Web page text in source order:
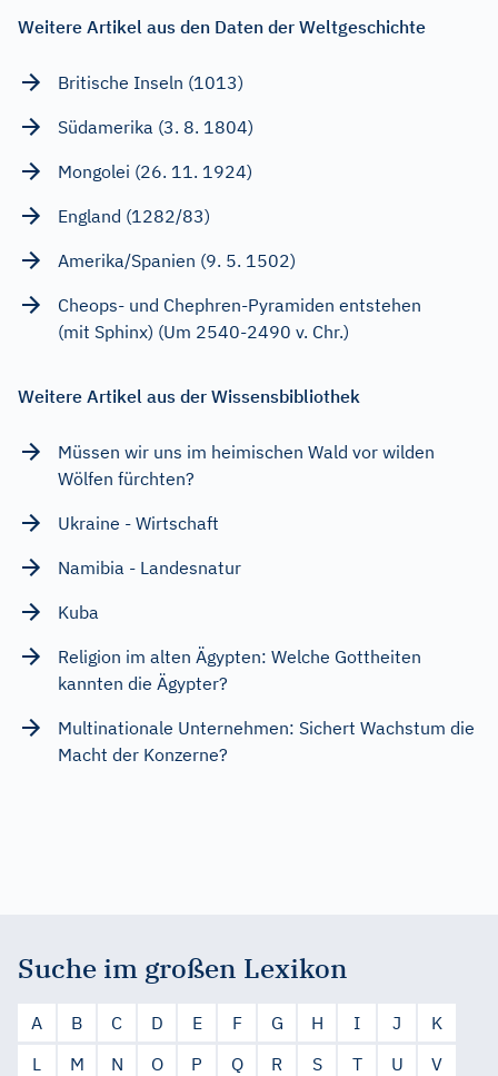
Weitere Artikel aus den Daten der Weltgeschichte
Britische Inseln (1013)
Südamerika (3. 8. 1804)
Mongolei (26. 11. 1924)
England (1282/83)
Amerika/Spanien (9. 5. 1502)
Cheops- und Chephren-Pyramiden entstehen
(mit Sphinx) (Um 2540-2490 v. Chr.)
Weitere Artikel aus der Wissensbibliothek
Müssen wir uns im heimischen Wald vor wilden
Wölfen fürchten?
Ukraine - Wirtschaft
Namibia - Landesnatur
Kuba
Religion im alten Ägypten: Welche Gottheiten
kannten die Ägypter?
Multinationale Unternehmen: Sichert Wachstum die
Macht der Konzerne?
Suche im großen Lexikon
A B C D E F G H I J
K
L
M N O P Q R S T U
V